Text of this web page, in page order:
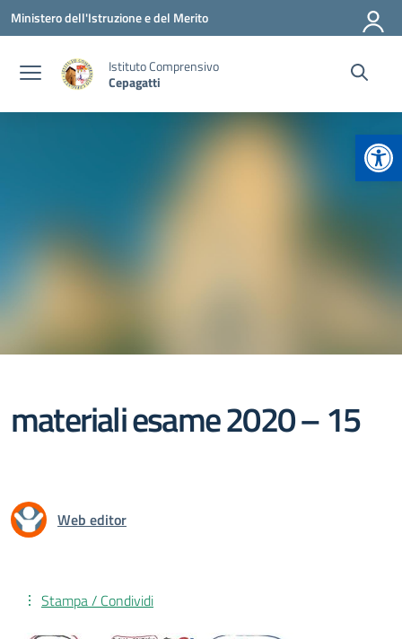
Vai ai contenuti
Vai al menu di navigazione
Vai al footer
Ministero dell'Istruzione e del Merito
Istituto Comprensivo
Cepagatti
materiali esame 2020 – 15
Web editor
Stampa / Condividi